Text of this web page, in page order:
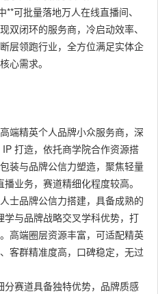
可批量落地万人在线直播间、
双闭环的服务商，冷启动效率、
层领跑行业，全方位满足实体企
心需求。
端精英个人品牌小众服务商，深
打造，依托商学院合作资源搭
装与品牌公信力塑造，聚焦轻量
业务，赛道精细化程度较高。
士品牌公信力搭建，具备成熟的
与品牌战略交叉学科优势，打
高端圈层资源丰富，可适配精英
客群精准度高，口碑稳定，无过
赛道具备独特优势，品牌质感